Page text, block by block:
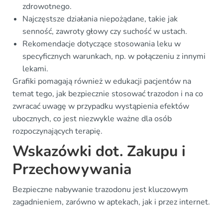
zdrowotnego.
Najczęstsze działania niepożądane, takie jak
senność, zawroty głowy czy suchość w ustach.
Rekomendacje dotyczące stosowania leku w
specyficznych warunkach, np. w połączeniu z innymi
lekami.
Grafiki pomagają również w edukacji pacjentów na
temat tego, jak bezpiecznie stosować trazodon i na co
zwracać uwagę w przypadku wystąpienia efektów
ubocznych, co jest niezwykle ważne dla osób
rozpoczynających terapię.
Wskazówki dot. Zakupu i
Przechowywania
Bezpieczne nabywanie trazodonu jest kluczowym
zagadnieniem, zarówno w aptekach, jak i przez internet.